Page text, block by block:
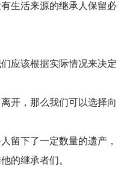
生活来源的继承人保留必
应该根据实际情况来决定
开，那么我们可以选择向
留下了一定数量的遗产，
的继承者们。